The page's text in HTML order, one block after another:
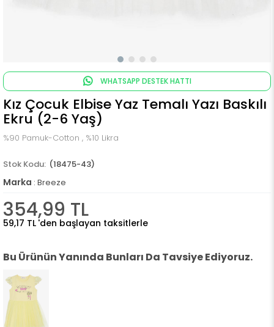
WHATSAPP DESTEK HATTI
Kız Çocuk Elbise Yaz Temalı Yazı Baskılı
Ekru (2-6 Yaş)
%90 Pamuk-Cotton , %10 Likra
(18475-43)
Marka : Breeze
354,99 TL
59,17 TL 'den başlayan taksitlerle
Bu Ürünün Yanında Bunları Da Tavsiye Ediyoruz.